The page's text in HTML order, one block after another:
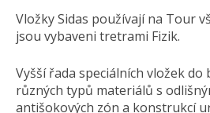
Vložky Sidas používají na Tour
jsou vybaveni tretrami Fizik.
Vyšší řada speciálních vložek
různých typů materiálů s
antišokových zón a konstrukcí